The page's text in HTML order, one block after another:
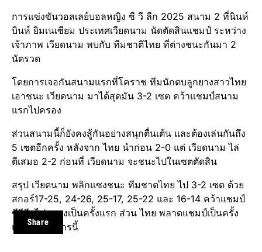
Share
การแข่งขันวอลเลย์บอลหญิง ซี วี ลีก 2025 สนาม 2 ที่นินห์
บินห์ ยิมเนเซียม ประเทศเวียดนาม นัดตัดสินแชมป์ ระหว่าง
เจ้าภาพ เวียดนาม พบกับ ทีมชาติไทย ที่ต่างชนะกันมา 2
นัดรวด
โดยการเจอกันสนามแรกที่โคราช ทีมนักตบลูกยางสาวไทย
เอาชนะ เวียดนาม มาได้สุดมัน 3-2 เซต คว้าแชมป์สนาม
แรกไปครอง
ส่วนสนามนี้ก็ยังคงสู้กันอย่างสนุกตื่นเต้น และต้องเล่นกันถึง
5 เซตอีกครั้ง หลังจาก ไทย นำก่อน 2-0 แต่ เวียดนาม ไล่
ตีเสมอ 2-2 ก่อนที่ เวียดนาม จะชนะไปในเซตตัดสิน
สรุป เวียดนาม พลิกแซงชนะ ทีมชาตไทย ไป 3-2 เซต ด้วย
สกอร์17-25, 24-26, 25-17, 25-22 และ 16-14 คว้าแชมป์
ซีวีลีกไปครองเป็นครั้งแรก ส่วน ไทย พลาดแชมป์เป็นครั้ง
แรกในรายการนี้